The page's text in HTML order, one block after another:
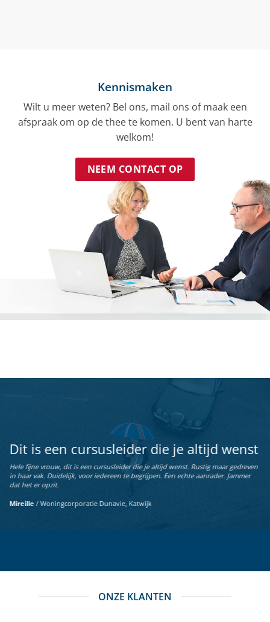
Kennismaken
Wilt u meer weten? Bel ons, mail ons of maak een
afspraak om op de thee te komen. U bent van harte
welkom!
NEEM CONTACT OP
Dit is een cursusleider die je altijd wenst
Hele fijne vrouw, dit is een cursusleider die je altijd wenst. Rustig maar gedreven
in haar vak. Duidelijk, voor iedereen te begrijpen. Een echte aanrader. Jammer
dat het er opzit.
Mireille /Woningcorporatie Dunavie, Katwijk
ONZE KLANTEN